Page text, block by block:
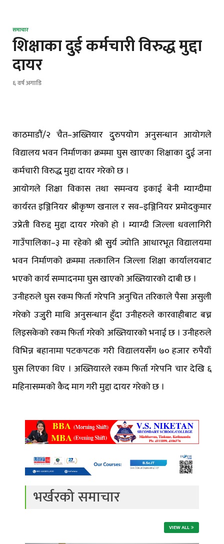
समाचार
शिक्षाका दुुई कर्मचारी विरुद्ध मुद्दा
दायर
६ वर्ष अगाडि
काठमाडौं/२ चैत–अख्तियार दुुरुपयोग अनुसन्धान आयोगले
विद्यालय भवन निर्माणका क्रममा घुस खाएका शिक्षाका दुुई जना
कर्मचारी विरुद्ध मुद्दा दायर गरेको छ ।
आयोगले शिक्षा विकास तथा समन्वय इकाई बेनी म्याग्दीमा
कार्यरत इञ्जिनियर श्रीकृष्ण खनाल र सव–इञ्जिनियर प्रमोदकुमार
उप्रेती विरुद्द मुद्दा दायर गरेको हो । म्याग्दी जिल्ला धवलागिरी
गाउँपालिका–३ मा रहेको श्री सुुर्य ज्योति आधारभूत विद्यालयमा
भवन निर्माणको क्रममा तत्कालिन जिल्ला शिक्षा कार्यालयबाट
भएको कार्य सम्पादनमा घुस खाएको अख्तियारको दाबी छ ।
उनीहरुले घुस रकम फिर्ता गरेपनि अनुचित तरिकाले पैसा असुली
गरेको उजुुरी माथि अनुसन्धान हुँदा उनीहरुले कारवाहीबाट बच्न
लिइसकेको रकम फिर्ता गरेको अख्तियारको भनाई छ । उनीहरुले
विभिन्न बहानामा पटकपटक गरी विद्यालयसँग ७० हजार रुपैयाँ
घुस लिएका थिए । अख्तियारले रकम फिर्ता गरेपनि चार देखि ६
महिनासम्मको कैद माग गरी मुद्दा दायर गरेको छ ।
भर्खरको समाचार
VIEW ALL